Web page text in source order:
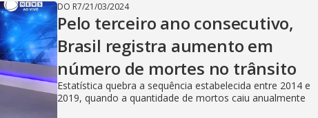
DO R7/21/03/2024
Pelo terceiro ano consecutivo,
Brasil registra aumento em
número de mortes no trânsito
Estatística quebra a sequência estabelecida entre 2014 e
2019, quando a quantidade de mortos caiu anualmente